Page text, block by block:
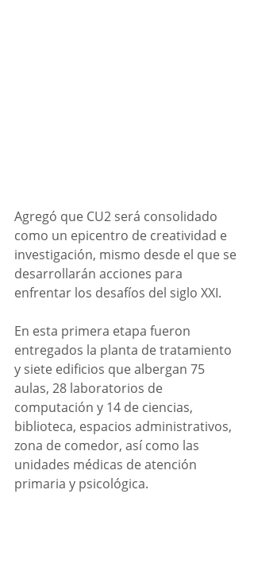
Agregó que CU2 será consolidado
como un epicentro de creatividad e
investigación, mismo desde el que se
desarrollarán acciones para
enfrentar los desafíos del siglo XXI.
En esta primera etapa fueron
entregados la planta de tratamiento
y siete edificios que albergan 75
aulas, 28 laboratorios de
computación y 14 de ciencias,
biblioteca, espacios administrativos,
zona de comedor, así como las
unidades médicas de atención
primaria y psicológica.